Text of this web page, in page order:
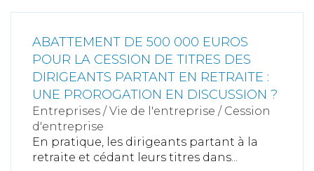
ABATTEMENT DE 500 000 EUROS
POUR LA CESSION DE TITRES DES
DIRIGEANTS PARTANT EN RETRAITE :
UNE PROROGATION EN DISCUSSION ?
Entreprises / Vie de l'entreprise / Cession
d'entreprise
En pratique, les dirigeants partant à la
retraite et cédant leurs titres dans...